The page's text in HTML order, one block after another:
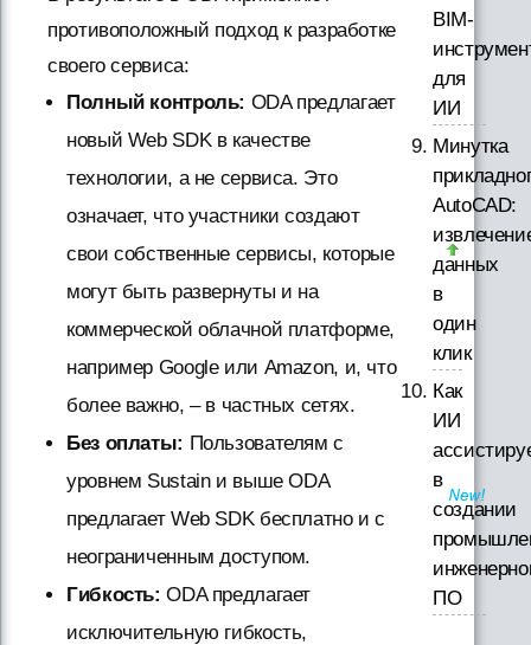
противоположный подход к разработке
своего сервиса:
Полный контроль: ODA предлагает
новый Web SDK в качестве
технологии, а не сервиса. Это
означает, что участники создают
свои собственные сервисы, которые
могут быть развернуты и на
коммерческой облачной платформе,
например Google или Amazon, и, что
более важно, – в частных сетях.
Без оплаты: Пользователям с
уровнем Sustain и выше ODA
предлагает Web SDK бесплатно и с
неограниченным доступом.
Гибкость: ODA предлагает
исключительную гибкость,
BIM-
для
ИИ
Минутка
AutoCAD:
данных
в
один
клик
Как
ИИ
в
создании
ПО